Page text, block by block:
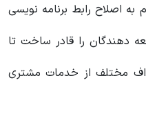
به اصلاح رابط برنامه نویسی
دهندگان را قادر ساخت تا
مختلف از خدمات مشتری